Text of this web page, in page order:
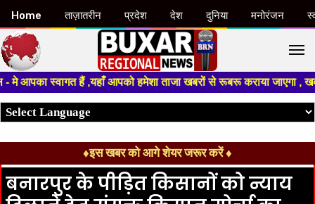
स्वागत हैं ,यहाँ आपको हमेशा ताजा खबरों से रूबरू कराया जाएगा ,
♦इस खबर को आगे शेयर जरूर करें ♦
बनारपुर के पीड़ित किसानों को न्याय
Home ताज़ातरीन प्रदेश देश दुनिया मनोरंजन